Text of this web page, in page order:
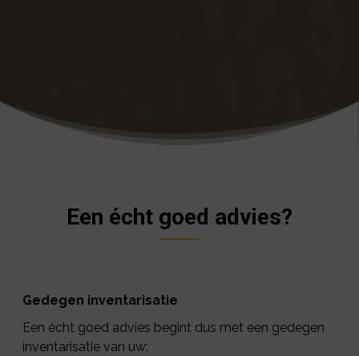
Een écht goed advies?
Gedegen inventarisatie
Een écht goed advies begint dus met een gedegen
inventarisatie van uw: